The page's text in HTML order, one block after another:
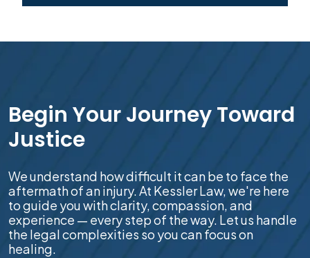
Begin Your Journey Toward
Justice
We understand how difficult it can be to face the
aftermath of an injury. At Kessler Law, we're here
to guide you with clarity, compassion, and
experience — every step of the way. Let us handle
the legal complexities so you can focus on
healing.